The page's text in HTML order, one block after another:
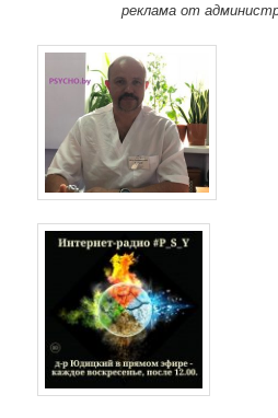
реклама от